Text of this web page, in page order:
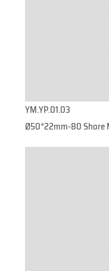
YM.YP.01.03
Ø50*22mm-80 Shore